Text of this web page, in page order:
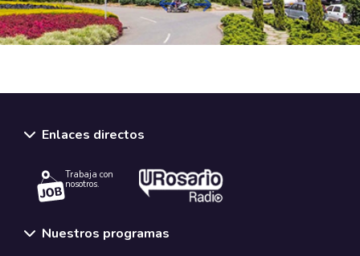
Previous
Next
Enlaces directos
Trabaja con
nosotros.
Nuestros programas